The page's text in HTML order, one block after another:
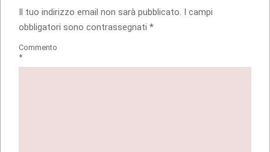
Il tuo indirizzo email non sarà pubblicato. I campi
obbligatori sono contrassegnati *
Commento
*